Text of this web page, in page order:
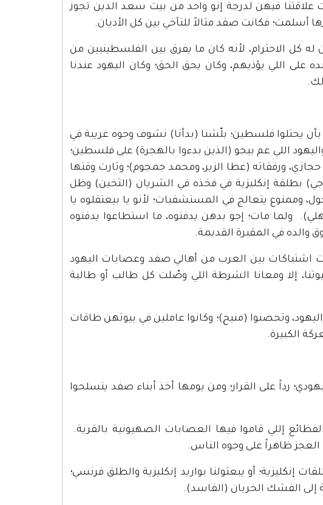
فيهن لدرجة إنو واحد من بيت سعد الدين تجوز
أسلمت؛ فكانت صفد مثالاً للتآخي بين كل الأديان.
له كل الاحترام، لأنه كان ما يفرق بين الفلسطينيين من
اللي يؤذيهم، وكان يحق الحق؛ وكان اليهود عندنا
بأن يحتلوا فلسطين؛ بلّشنا (بدأنا) نشوف وجوه غريبة في
اللي عم بيجو (الذين بدءوا بالهجرة) على فلسطين؛
حجازي، ورفقاته (عطا الزير، ومحمد جمجوم)؛ وثارت وقتها
بطلقة إنكليزية في فخذه في الشريان (الثخين) وظل
وممنوع يتعالج في المستشفيات؛ لأنو يا بيعتقلوه يا
ولما مات؛ إجو بدهن يدفنوه، ما استطاعوا يدفنوه
والده في المقبرة القديمة.
اشتباكات بين العرب من أهالي صفد وعصابات اليهود
إلا ومعانا الشرطة اللي وصّلت كل طالب أو طالبة
وتحصنوا (منيح)؛ وكانوا عاملين في بيوتهن طاقات
الكبيرة.
على الحي اليهودي؛ رداً على القرار؛ ومن يومها أخذ أبناء صفد يتسلحوا
والفظائع إللي قاموا فيها العصابات الصهيونية بالقرية.
العجز ظاهراً على وجوه الناس.
إنكليزية؛ أو يبعثولنا بواريد إنكليزية والطلق فرنسي؛
إلى الفشك الخربان (الفاسد).